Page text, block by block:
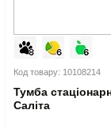
Код товару: 10108214
Тумба
Саліта